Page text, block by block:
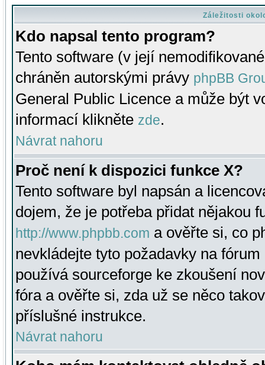
Záležitosti
Kdo napsal tento program?
Tento software (v její
chráněn autorskými právy phpBB
General Public Licence a může být
informací klikněte zde.
Návrat nahoru
Proč není k dispozici funkce X?
Tento software byl napsán a
dojem, že je potřeba přidat nějakou
http://www.phpbb.com a ověřte si, co
nevkládejte tyto požadavky na
používá sourceforge ke zkoušení
fóra a ověřte si, zda už se něco
příslušné instrukce.
Návrat nahoru